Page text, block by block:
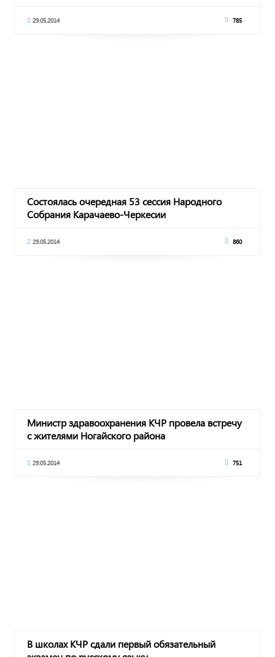
29.05.2014 785
Состоялась очередная 53 сессия Народного
Собрания Карачаево-Черкесии
29.05.2014 860
Министр здравоохранения КЧР провела встречу
с жителями Ногайского района
29.05.2014 751
В школах КЧР сдали первый обязательный